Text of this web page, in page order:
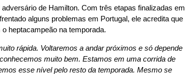
de Hamilton. Com três etapas finalizadas em
alguns problemas em Portugal, ele acredita que
heptacampeão na temporada.
rápida. Voltaremos a andar próximos e só depende
muito bem. Estamos em uma corrida de
esse nível pelo resto da temporada. Mesmo se